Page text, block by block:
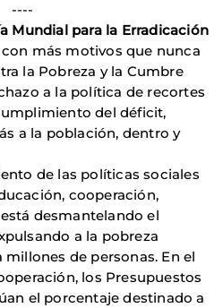
----
Mundial para la Erradicación
con más motivos que nunca
la Pobreza y la Cumbre
a la política de recortes
del déficit,
a la población, dentro y
de las políticas sociales
cooperación,
desmantelando el
a la pobreza
de personas. En el
los Presupuestos
el porcentaje destinado a